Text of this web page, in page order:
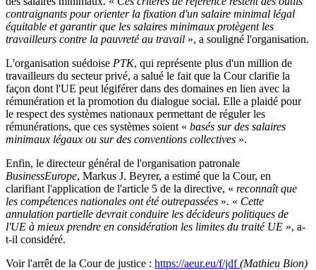
contraignants pour orienter la fixation d'un salaire minimal légal
équitable et garantir que les salaires minimaux protègent les
travailleurs contre la pauvreté au travail », a souligné l'organisation.
L'organisation suédoise PTK, qui représente plus d'un million de
travailleurs du secteur privé, a salué le fait que la Cour clarifie la
façon dont l'UE peut légiférer dans des domaines en lien avec la
rémunération et la promotion du dialogue social. Elle a plaidé pour
le respect des systèmes nationaux permettant de réguler les
rémunérations, que ces systèmes soient « basés sur des salaires
minimaux légaux ou sur des conventions collectives ».
Enfin, le directeur général de l'organisation patronale
BusinessEurope, Markus J. Beyrer, a estimé que la Cour, en
clarifiant l'application de l'article 5 de la directive, « reconnaît que
les compétences nationales ont été outrepassées ». « Cette
annulation partielle devrait conduire les décideurs politiques de
l'UE à mieux prendre en considération les limites du traité UE », a-
t-il considéré.
Voir l'arrêt de la Cour de justice : https://aeur.eu/f/jdf(Mathieu Bion)